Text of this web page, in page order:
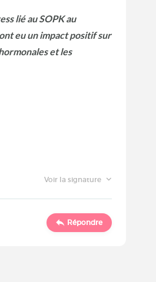
lié au SOPK au
eu un impact positif sur
et les
Voir la signature
Répondre